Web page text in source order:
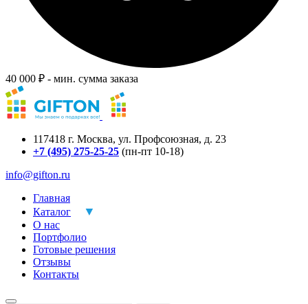
40 000 ₽ - мин. сумма заказа
117418 г. Москва, ул. Профсоюзная, д. 23
+7 (495) 275-25-25 (пн-пт 10-18)
info@gifton.ru
Главная
Каталог
О нас
Портфолио
Готовые решения
Отзывы
Контакты